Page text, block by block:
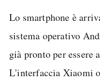
Lo smartphone è
sistema operativo
già pronto per essere
L'interfaccia Xiaomi